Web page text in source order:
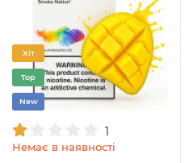
Хіт
Top
New
1
Немає в наявності